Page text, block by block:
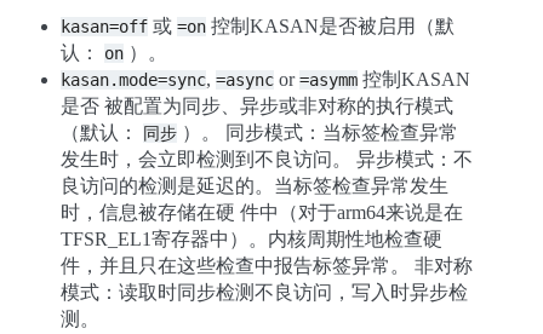
kasan=off 或 =on 控制KASAN是否被启用（默
认： on ）。
kasan.mode=sync, =async or=asymm 控制KASAN
是否 被配置为同步、异步或非对称的执行模式
（默认： 同步 ）。 同步模式：当标签检查异常
发生时，会立即检测到不良访问。 异步模式：不
良访问的检测是延迟的。当标签检查异常发生
时，信息被存储在硬 件中（对于arm64来说是在
TFSR_EL1寄存器中）。内核周期性地检查硬
件，并且只在这些检查中报告标签异常。 非对称
模式：读取时同步检测不良访问，写入时异步检
测。